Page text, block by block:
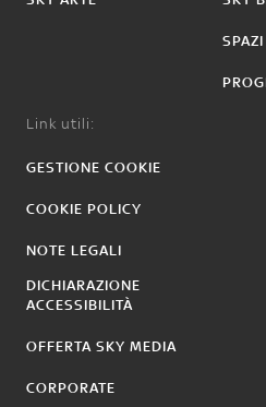
Link utili:
GESTIONE COOKIE
COOKIE POLICY
NOTE LEGALI
DICHIARAZIONE
ACCESSIBILITÀ
OFFERTA SKY MEDIA
CORPORATE